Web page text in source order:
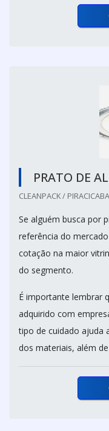
PRATO DE
CLEANPACK /
Se alguém busca por
referência do
cotação na maior
do segmento.
É importante lembrar
adquirido com
tipo de cuidado ajuda
dos materiais, além